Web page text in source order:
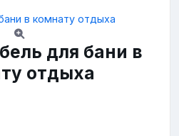
для бани в
отдыха